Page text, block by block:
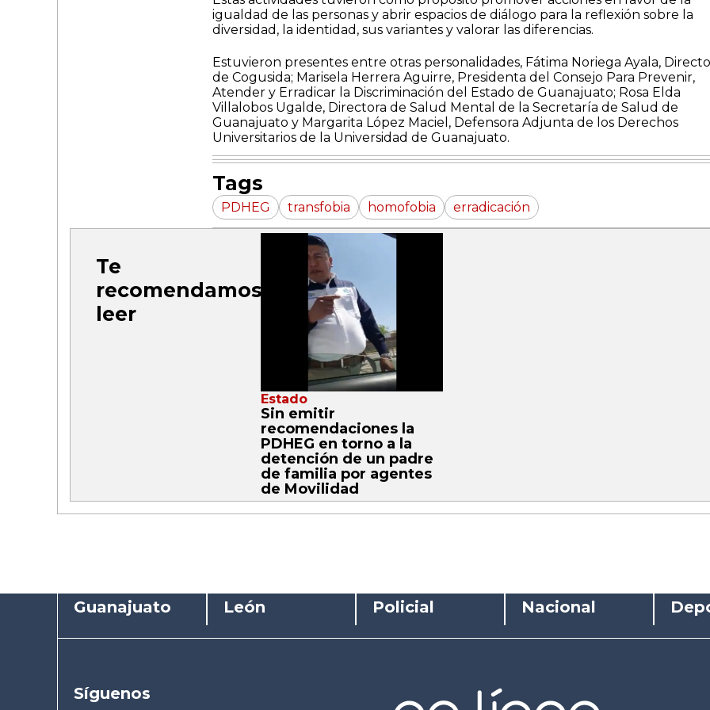
igualdad de las personas y abrir espacios de diálogo para la reflexión sobre la
diversidad, la identidad, sus variantes y valorar las diferencias.
Estuvieron presentes entre otras personalidades, Fátima Noriega Ayala,
de Cogusida; Marisela Herrera Aguirre, Presidenta del Consejo Para Prevenir,
Atender y Erradicar la Discriminación del Estado de Guanajuato; Rosa Elda
Villalobos Ugalde, Directora de Salud Mental de la Secretaría de Salud de
Guanajuato y Margarita López Maciel, Defensora Adjunta de los Derechos
Universitarios de la Universidad de Guanajuato.
Tags
PDHEG transfobia homofobia erradicación
Te
recomendamos
leer
Estado
Sin emitir
recomendaciones la
PDHEG en torno a la
detención de un padre
de familia por agentes
de Movilidad
Guanajuato León Policial Nacional
Síguenos